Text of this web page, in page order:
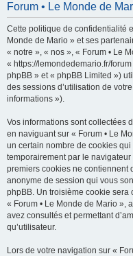
Forum • Le Monde de
Cette politique de confidentialité
Monde de Mario » et ses
« notre », « nos », « Forum • Le
« https://lemondedemario.fr/
phpBB » et « phpBB Limited »)
des sessions d’utilisation de
informations »).
Vos informations sont collectées
en naviguant sur « Forum • Le
un certain nombre de cookies
temporairement par le
premiers cookies ne contiennent
anonyme de session qui vous
phpBB. Un troisième cookie sera
« Forum • Le Monde de Mario »,
avez consultés et permettant
qu’utilisateur.
Lors de votre navigation sur «